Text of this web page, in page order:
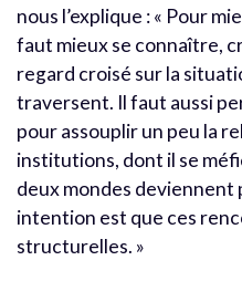
nous l’explique : « Pour
faut mieux se connaître,
regard croisé sur la
traversent. Il faut aussi
pour assouplir un peu la
institutions, dont il se
deux mondes
intention est que ces
structurelles. »